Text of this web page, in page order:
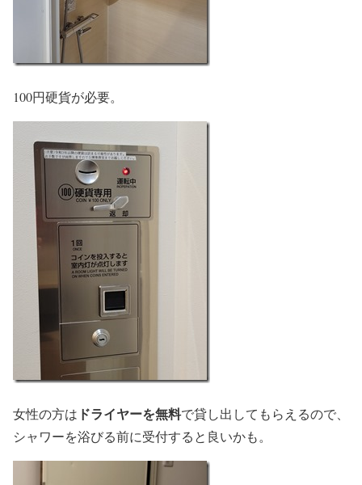
100円硬貨が必要。
女性の方は ドライヤーを無料で貸し出してもらえるので、
シャワーを浴びる前に受付すると良いかも。